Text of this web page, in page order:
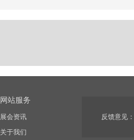
网站服务
展会资讯
关于我们
反馈意见：